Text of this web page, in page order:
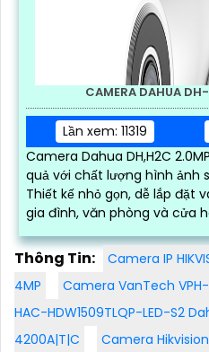
CAMERA DAHUA
Lần xem: 11319
Camera Dahua DH,H2C
quả với chất lượng hình ảnh
Thiết kế nhỏ gọn, dễ lắp đặt
gia đình, văn phòng và cửa
Thông Tin:
Camera IP
4MP
Camera VanTech
HAC-HDW1509TLQP-LED-S2
4200A|T|C
Camera